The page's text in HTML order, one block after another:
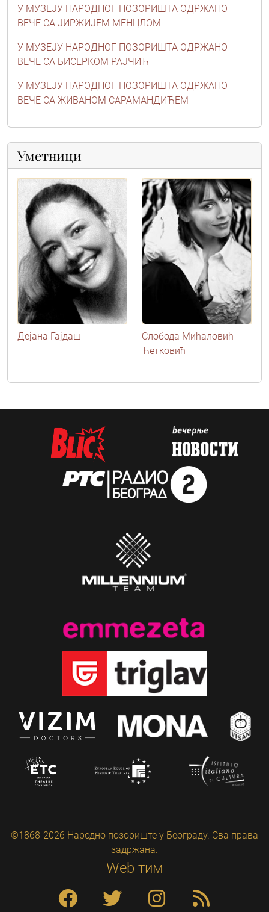
У МУЗЕЈУ НАРОДНОГ ПОЗОРИШТА ОДРЖАНО
ВЕЧЕ СА ЈИРЖИЈЕМ МЕНЦЛОМ
У МУЗЕЈУ НАРОДНОГ ПОЗОРИШТА ОДРЖАНО
ВЕЧЕ СА БИСЕРКОМ РАЈЧИЋ
У МУЗЕЈУ НАРОДНОГ ПОЗОРИШТА ОДРЖАНО
ВЕЧЕ СА ЖИВАНОМ САРАМАНДИЋЕМ
Уметници
Дејана Гајдаш
Слобода Мићаловић
Ћетковић
©1868-2026 Народно позориште у Београду. Сва права
задржана.
Web тим